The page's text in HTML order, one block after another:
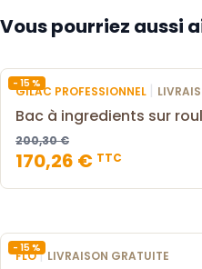
Vous pourriez aussi
- 15 %
GILAC PROFESSIONNEL |
Bac à ingredients sur
200,30 €
170,26 € TTC
- 15 %
FLO| LIVRAISON GRATUITE